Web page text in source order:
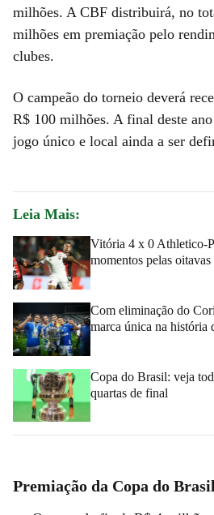
milhões. A CBF distribuirá, no
milhões em premiação pelo
clubes.
O campeão do torneio deverá
R$ 100 milhões. A final deste
jogo único e local ainda a ser
Leia Mais:
Vitória 4 x 0 Athletico-
momentos pelas
Com eliminação do
marca única na história
Copa do Brasil: veja
quartas de final
Premiação da Copa do